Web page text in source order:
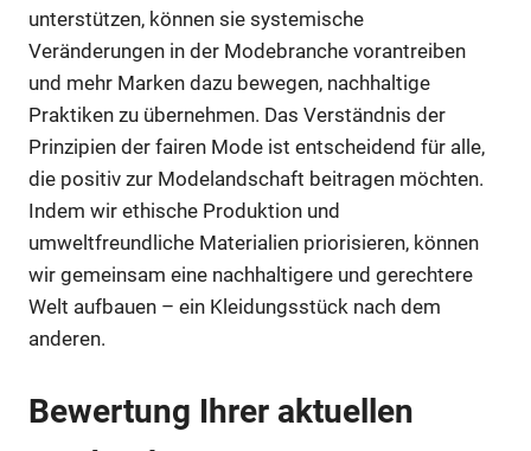
unterstützen, können sie systemische
Veränderungen in der Modebranche vorantreiben
und mehr Marken dazu bewegen, nachhaltige
Praktiken zu übernehmen. Das Verständnis der
Prinzipien der fairen Mode ist entscheidend für alle,
die positiv zur Modelandschaft beitragen möchten.
Indem wir ethische Produktion und
umweltfreundliche Materialien priorisieren, können
wir gemeinsam eine nachhaltigere und gerechtere
Welt aufbauen – ein Kleidungsstück nach dem
anderen.
Bewertung Ihrer aktuellen